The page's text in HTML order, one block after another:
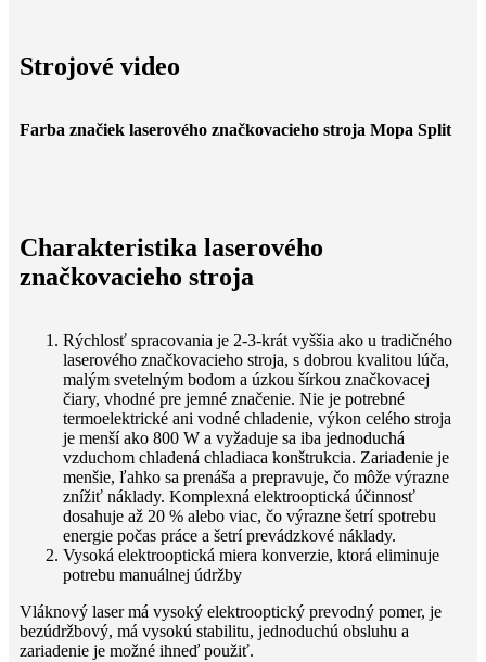
Strojové video
Farba značiek laserového značkovacieho stroja Mopa Split
Charakteristika laserového
značkovacieho stroja
Rýchlosť spracovania je 2-3-krát vyššia ako u tradičného
laserového značkovacieho stroja, s dobrou kvalitou lúča,
malým svetelným bodom a úzkou šírkou značkovacej
čiary, vhodné pre jemné značenie. Nie je potrebné
termoelektrické ani vodné chladenie, výkon celého stroja
je menší ako 800 W a vyžaduje sa iba jednoduchá
vzduchom chladená chladiaca konštrukcia. Zariadenie je
menšie, ľahko sa prenáša a prepravuje, čo môže výrazne
znížiť náklady. Komplexná elektrooptická účinnosť
dosahuje až 20 % alebo viac, čo výrazne šetrí spotrebu
energie počas práce a šetrí prevádzkové náklady.
Vysoká elektrooptická miera konverzie, ktorá eliminuje
potrebu manuálnej údržby
Vláknový laser má vysoký elektrooptický prevodný pomer, je
bezúdržbový, má vysokú stabilitu, jednoduchú obsluhu a
zariadenie je možné ihneď použiť.